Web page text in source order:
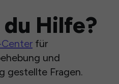
Hilfe?
für
und
gestellte Fragen.